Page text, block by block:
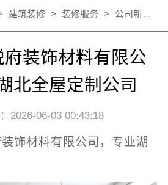
建筑装修 > 装修服务 > 公司新闻
装饰材料有限公
北全屋定制公司
2026-06-03 00:43:18
饰材料有限公司，专业湖